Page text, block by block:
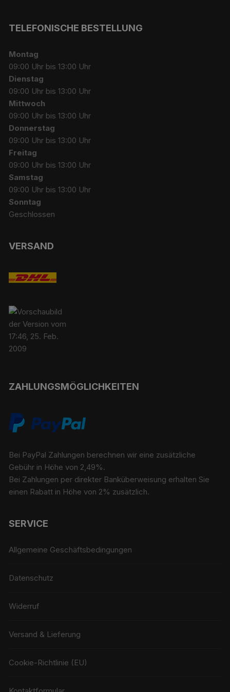
TELEFONISCHE BESTELLUNG
Montag
09:00 Uhr bis 13:00 Uhr
Dienstag
09:00 Uhr bis 13:00 Uhr
Mittwoch
09:00 Uhr bis 13:00 Uhr
Donnerstag
09:00 Uhr bis 13:00 Uhr
Freitag
09:00 Uhr bis 13:00 Uhr
Samstag
09:00 Uhr bis 13:00 Uhr
Sonntag
Geschlossen
VERSAND
ZAHLUNGSMÖGLICHKEITEN
Bei PayPal Zahlungen berechnen wir eine zusätzliche
Gebühr in Höhe von 2,49%.
Bei Zahlungen per direkter Banküberweisung erhalten Sie
einen Rabatt in Höhe von 2% zusätzlich.
SERVICE
Allgemeine Geschäftsbedingungen
Datenschutz
Widerruf
Versand & Lieferung
Cookie-Richtlinie (EU)